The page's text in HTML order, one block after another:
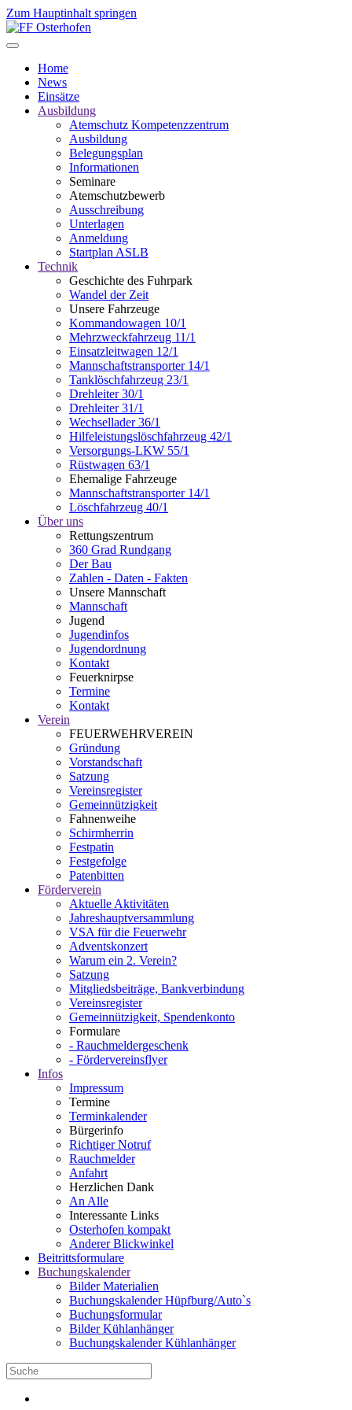
Zum Hauptinhalt springen
Home
News
Einsätze
Ausbildung
Atemschutz Kompetenzzentrum
Ausbildung
Belegungsplan
Informationen
Seminare
Atemschutzbewerb
Ausschreibung
Unterlagen
Anmeldung
Startplan ASLB
Technik
Geschichte des Fuhrpark
Wandel der Zeit
Unsere Fahrzeuge
Kommandowagen 10/1
Mehrzweckfahrzeug 11/1
Einsatzleitwagen 12/1
Mannschaftstransporter 14/1
Tanklöschfahrzeug 23/1
Drehleiter 30/1
Drehleiter 31/1
Wechsellader 36/1
Hilfeleistungslöschfahrzeug 42/1
Versorgungs-LKW 55/1
Rüstwagen 63/1
Ehemalige Fahrzeuge
Mannschaftstransporter 14/1
Löschfahrzeug 40/1
Über uns
Rettungszentrum
360 Grad Rundgang
Der Bau
Zahlen - Daten - Fakten
Unsere Mannschaft
Mannschaft
Jugend
Jugendinfos
Jugendordnung
Kontakt
Feuerknirpse
Termine
Kontakt
Verein
FEUERWEHRVEREIN
Gründung
Vorstandschaft
Satzung
Vereinsregister
Gemeinnützigkeit
Fahnenweihe
Schirmherrin
Festpatin
Festgefolge
Patenbitten
Förderverein
Aktuelle Aktivitäten
Jahreshauptversammlung
VSA für die Feuerwehr
Adventskonzert
Warum ein 2. Verein?
Satzung
Mitgliedsbeiträge, Bankverbindung
Vereinsregister
Gemeinnützigkeit, Spendenkonto
Formulare
- Rauchmeldergeschenk
- Fördervereinsflyer
Infos
Impressum
Termine
Terminkalender
Bürgerinfo
Richtiger Notruf
Rauchmelder
Anfahrt
Herzlichen Dank
An Alle
Interessante Links
Osterhofen kompakt
Anderer Blickwinkel
Beitrittsformulare
Buchungskalender
Bilder Materialien
Buchungskalender Hüpfburg/Auto`s
Buchungsformular
Bilder Kühlanhänger
Buchungskalender Kühlanhänger